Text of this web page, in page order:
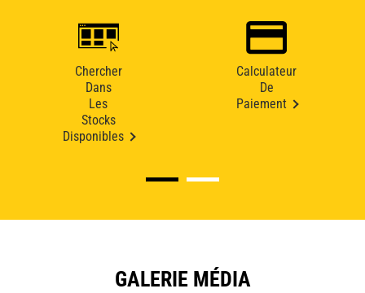
Chercher
Dans
Les
Stocks
Disponibles
Calculateur
De
Paiement
GALERIE MÉDIA